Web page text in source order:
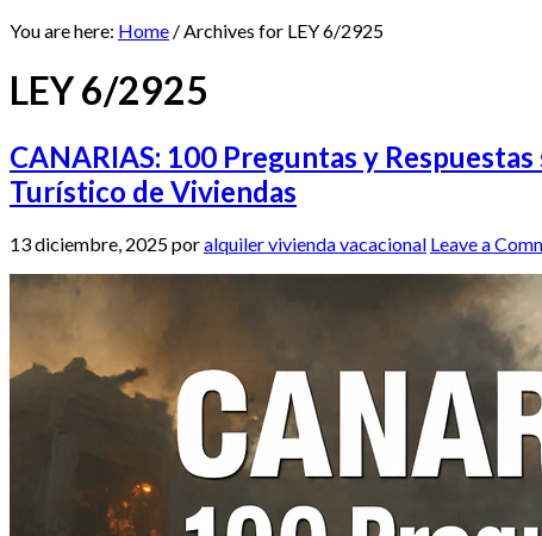
You are here: Home /Archives for LEY 6/2925
LEY 6/2925
CANARIAS: 100 Preguntas y
Turístico de Viviendas
13 diciembre, 2025poralquiler vivienda vacacional Leave a